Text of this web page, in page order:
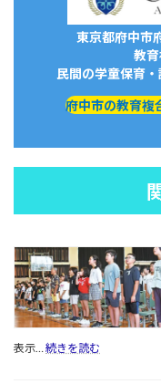
東京都府中市
教
民間の学童保育
府中市の教育
表示… 続きを読む